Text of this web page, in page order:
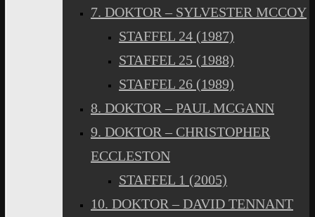
7. DOKTOR – SYLVESTER MCCOY
STAFFEL 24 (1987)
STAFFEL 25 (1988)
STAFFEL 26 (1989)
8. DOKTOR – PAUL MCGANN
9. DOKTOR – CHRISTOPHER
ECCLESTON
STAFFEL 1 (2005)
10. DOKTOR – DAVID TENNANT